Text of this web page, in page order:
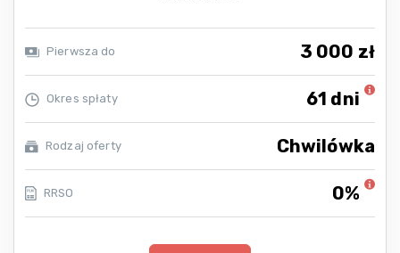
Pierwsza do 3 000 zł
Okres spłaty 61 dni
Rodzaj oferty Chwilówka
RRSO 0%